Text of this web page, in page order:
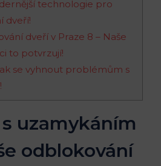
technologie pro
dveří!
dveří v Praze 8 – Naše
to potvrzují!
se vyhnout problémům s
uzamykáním
odblokování